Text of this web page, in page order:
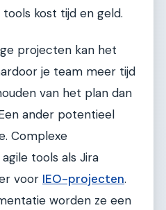
kost tijd en geld.
projecten kan het
je team meer tijd
van het plan dan
ander potentieel
Complexe
tools als Jira
voor IEO-projecten.
worden ze een